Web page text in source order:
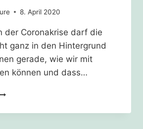
8. April 2020
der Coronakrise darf die
ganz in den Hintergrund
gerade, wie wir mit
können und dass…